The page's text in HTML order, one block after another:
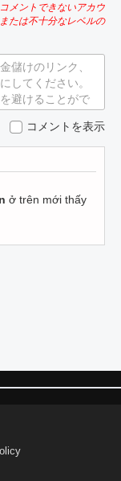
メントできないアカウ
たは不十分なレベルの
儲けのリンク、
してください。
避けることがで
コメントを表示
ở trên mới thấy